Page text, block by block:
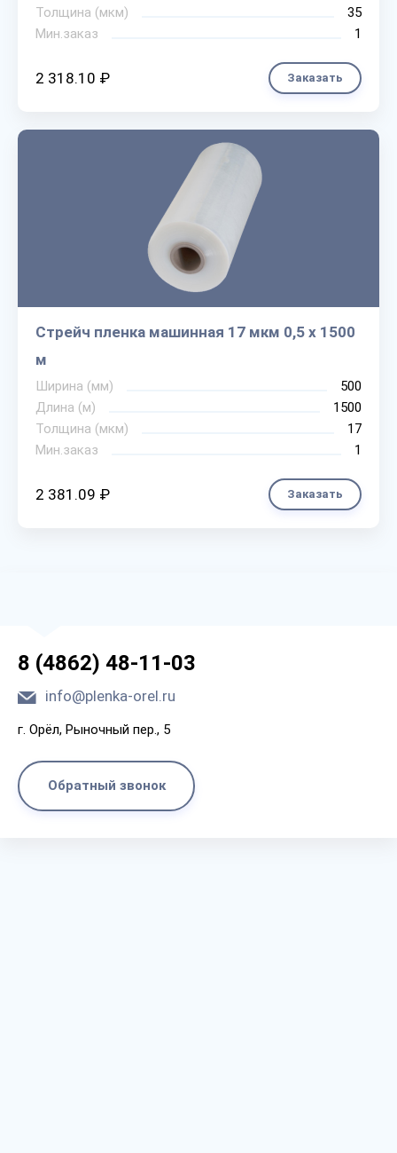
Толщина (мкм)
35
Мин.заказ
1
2 318.10 ₽ Заказать
Стрейч пленка машинная 17 мкм 0,5 х 1500
м
Ширина (мм)
500
Длина (м)
1500
Толщина (мкм)
17
Мин.заказ
1
2 381.09 ₽ Заказать
8 (4862) 48-11-03
info@plenka-orel.ru
г. Орёл, Рыночный пер., 5
Обратный звонок